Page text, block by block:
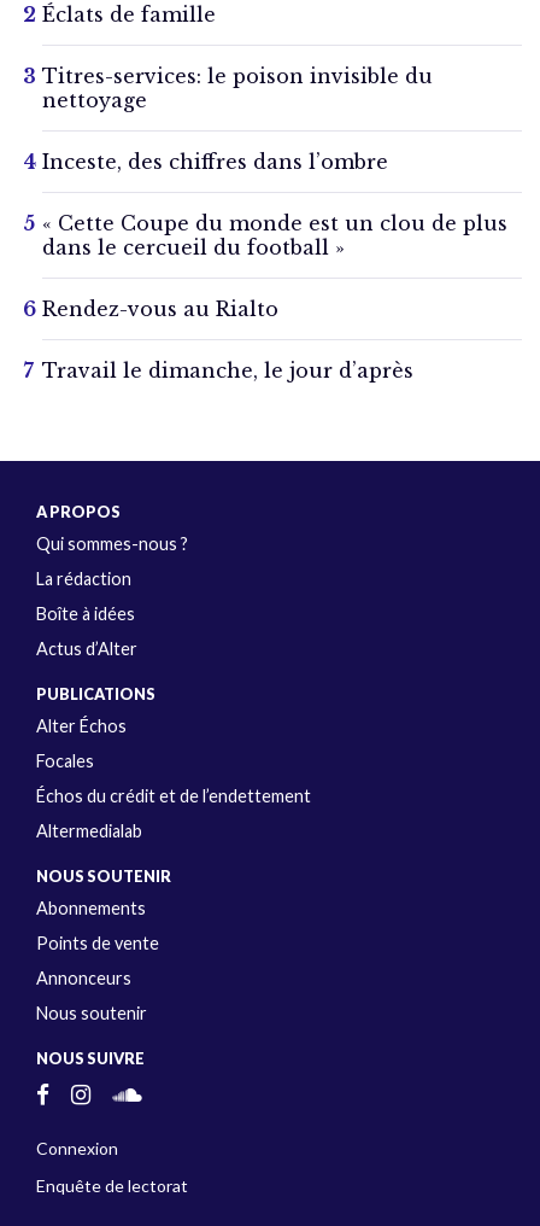
Éclats de famille
Titres-services: le poison invisible du
nettoyage
Inceste, des chiffres dans l’ombre
« Cette Coupe du monde est un clou de plus
dans le cercueil du football »
Rendez-vous au Rialto
Travail le dimanche, le jour d’après
A PROPOS
Qui sommes-nous ?
La rédaction
Boîte à idées
Actus d’Alter
PUBLICATIONS
Alter Échos
Focales
Échos du crédit et de l’endettement
Altermedialab
NOUS SOUTENIR
Abonnements
Points de vente
Annonceurs
Nous soutenir
NOUS SUIVRE
Connexion
Enquête de lectorat